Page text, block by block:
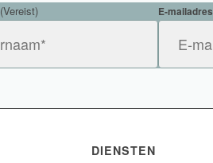
(Vereist) E-mailadres
DIENSTEN